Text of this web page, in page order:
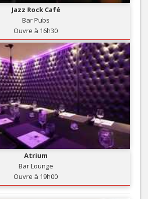
Jazz Rock Café
Bar Pubs
Ouvre à 16h30
Atrium
Bar Lounge
Ouvre à 19h00